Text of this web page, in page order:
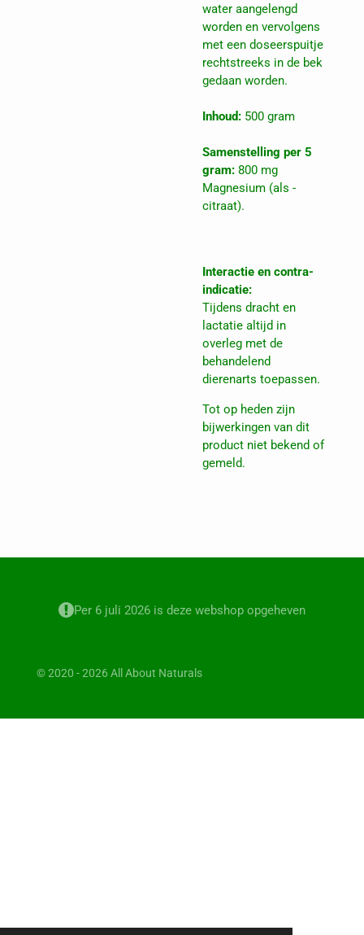
water aangelengd
worden en vervolgens
met een doseerspuitje
rechtstreeks in de bek
gedaan worden.
Inhoud: 500 gram
Samenstelling per 5
gram: 800 mg
Magnesium (als -
citraat).
Interactie en contra-
indicatie:
Tijdens dracht en
lactatie altijd in
overleg met de
behandelend
dierenarts toepassen.
Tot op heden zijn
bijwerkingen van dit
product niet bekend of
gemeld.
Per 6 juli 2026 is deze webshop opgeheven
© 2020 - 2026 All About Naturals